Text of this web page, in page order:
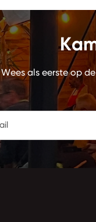
Wees als eerste op